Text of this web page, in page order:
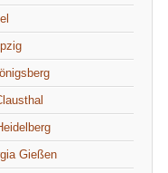
Gießen